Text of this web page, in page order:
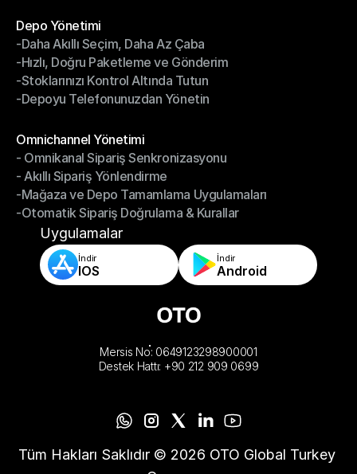
Depo Yönetimi
Depo Yönetimi
-Daha Akıllı Seçim, Daha Az Çaba
-Daha Akıllı Seçim, Daha Az Çaba
-Hızlı, Doğru Paketleme ve Gönderim
-Hızlı, Doğru Paketleme ve Gönderim
-Stoklarınızı Kontrol Altında Tutun
-Stoklarınızı Kontrol Altında Tutun
-Depoyu Telefonunuzdan Yönetin
Omnichannel Yönetimi
Omnichannel Yönetimi
- Omnikanal Sipariş Senkronizasyonu
- Omnikanal Sipariş Senkronizasyonu
- Akıllı Sipariş Yönlendirme
- Akıllı Sipariş Yönlendirme
-Mağaza ve Depo Tamamlama Uygulamaları
-Mağaza ve Depo Tamamlama Uygulamaları
-Otomatik Sipariş Doğrulama & Kurallar
-Otomatik Sipariş Doğrulama & Kurallar
Uygulamalar
İndir
IOS
İndir
Android
Mersis No: 0649123298900001
Destek Hattı: +90 212 909 0699
Tüm Hakları Saklıdır © 2026 OTO Global Turkey